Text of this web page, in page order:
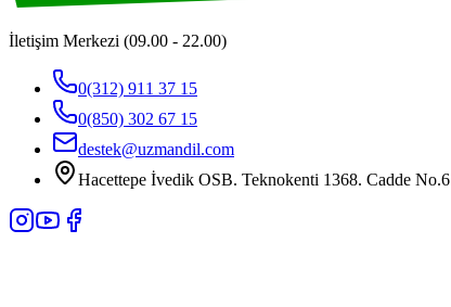
İletişim Merkezi (09.00 - 22.00)
0(312) 911 37 15
0(850) 302 67 15
destek@uzmandil.com
Hacettepe İvedik OSB. Teknokenti 1368. Cadde